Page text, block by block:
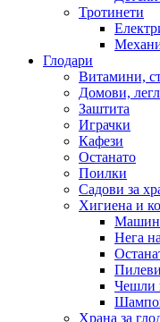
Тротинети
Глодари
Витамини,
Домови,
Заштита
Играчки
Кафези
Останато
Поилки
Садови за
Хигиена и
Нега
Чешли
Храна за